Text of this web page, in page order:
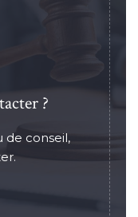
?
de conseil,